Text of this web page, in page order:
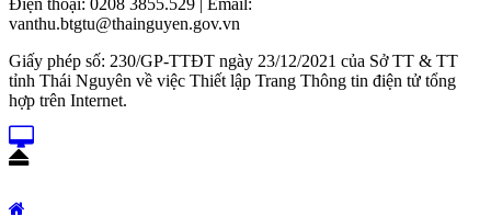
Điện thoại: 0208 3855.529 | Email:
vanthu.btgtu@thainguyen.gov.vn
Giấy phép số: 230/GP-TTĐT ngày 23/12/2021 của Sở TT & TT
tỉnh Thái Nguyên về việc Thiết lập Trang Thông tin điện tử tổng
hợp trên Internet.